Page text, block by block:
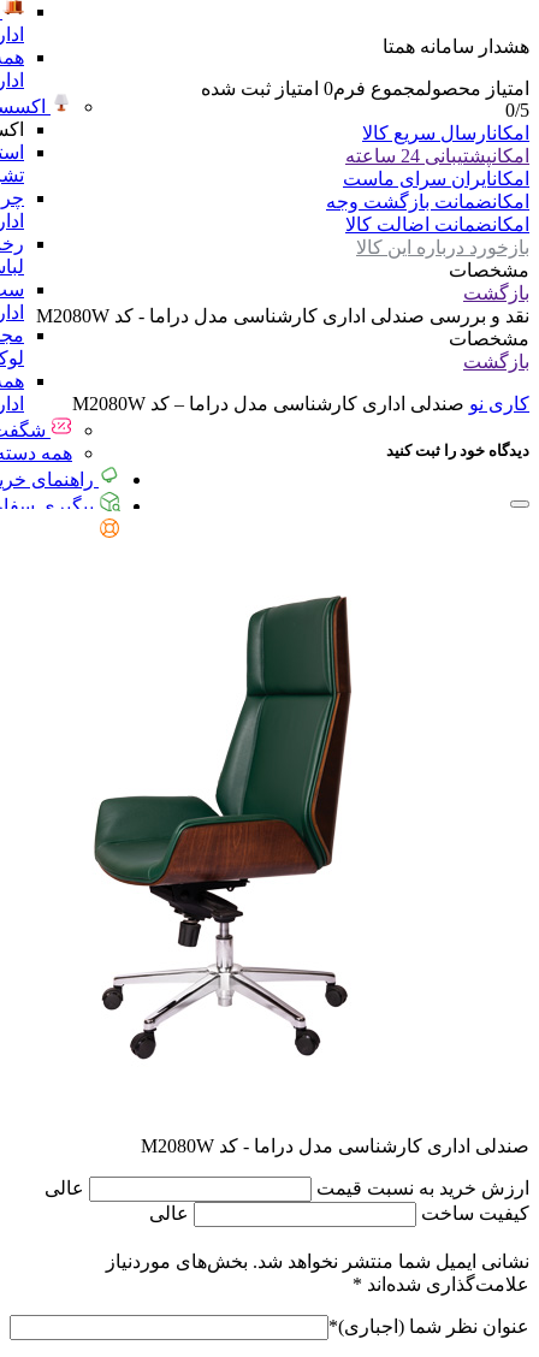
شگفت
همه
راهنمای
پیگیری
هشدار سامانه همتا
امتیاز محصولمجموع فرم0 امتیاز ثبت شده
0/5
امکانارسال سریع کالا
امکانپشتیبانی 24 ساعته
امکانایران سرای ماست
امکانضمانت بازگشت وجه
امکانضمانت اضالت کالا
بازخورد درباره این کالا
مشخصات
بازگشت
نقد و بررسی صندلی اداری کارشناسی مدل دراما - کد M2080W
مشخصات
بازگشت
کاری نو صندلی اداری کارشناسی مدل دراما – کد M2080W
دیدگاه خود را ثبت کنید
صندلی اداری کارشناسی مدل دراما - کد M2080W
ارزش خرید به نسبت قیمت
عالی
کیفیت ساخت
عالی
نشانی ایمیل شما منتشر نخواهد شد. بخش‌های موردنیاز
علامت‌گذاری شده‌اند *
عنوان نظر شما (اجباری)*